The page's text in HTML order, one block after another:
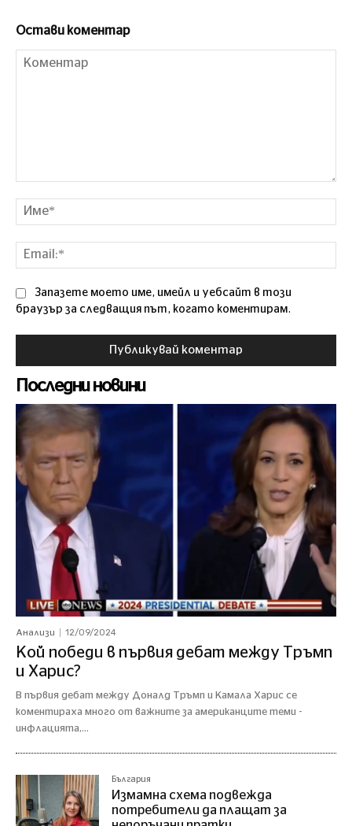
Остави коментар
Запазете моето име, имейл и уебсайт в този
браузър за следващия път, когато коментирам.
Последни новини
Анализи 12/09/2024
Кой победи в първия дебат между Тръмп
и Харис?
В първия дебат между Доналд Тръмп и Камала Харис се
коментираха много от важните за американците теми -
инфлацията,...
България
Измамна схема подвежда
потребители да плащат за